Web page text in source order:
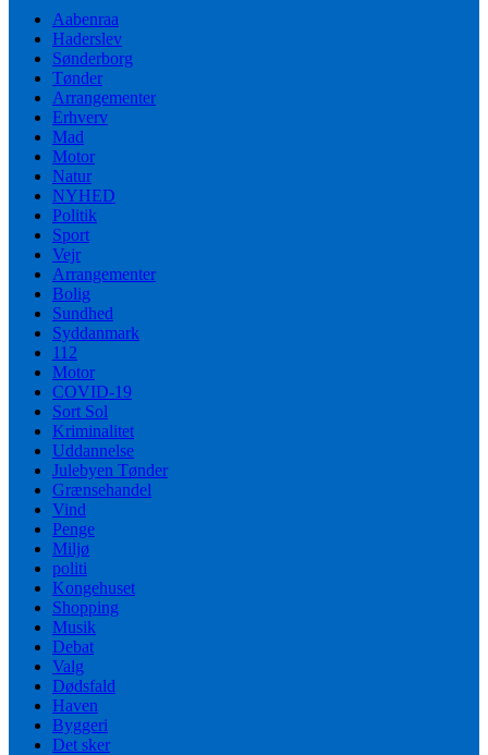
Aabenraa
Haderslev
Sønderborg
Tønder
Arrangementer
Erhverv
Mad
Motor
Natur
NYHED
Politik
Sport
Vejr
Arrangementer
Bolig
Sundhed
Syddanmark
112
Motor
COVID-19
Sort Sol
Kriminalitet
Uddannelse
Julebyen Tønder
Grænsehandel
Vind
Penge
Miljø
politi
Kongehuset
Shopping
Musik
Debat
Valg
Dødsfald
Haven
Byggeri
Det sker